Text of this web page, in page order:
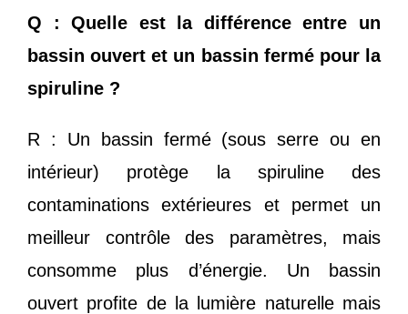
Q : Quelle est la différence entre un
bassin ouvert et un bassin fermé pour la
spiruline ?
R : Un bassin fermé (sous serre ou en
intérieur) protège la spiruline des
contaminations extérieures et permet un
meilleur contrôle des paramètres, mais
consomme plus d’énergie. Un bassin
ouvert profite de la lumière naturelle mais